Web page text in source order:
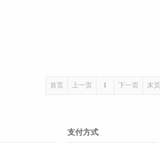
首页 上一页 1 下一页 末页
支付方式